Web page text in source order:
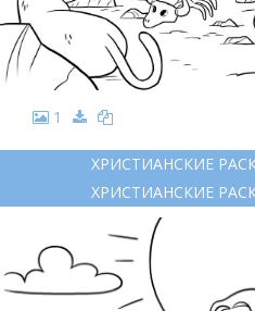
1
ХРИСТИАНСКИЕ
ХРИСТИАНСКИЕ